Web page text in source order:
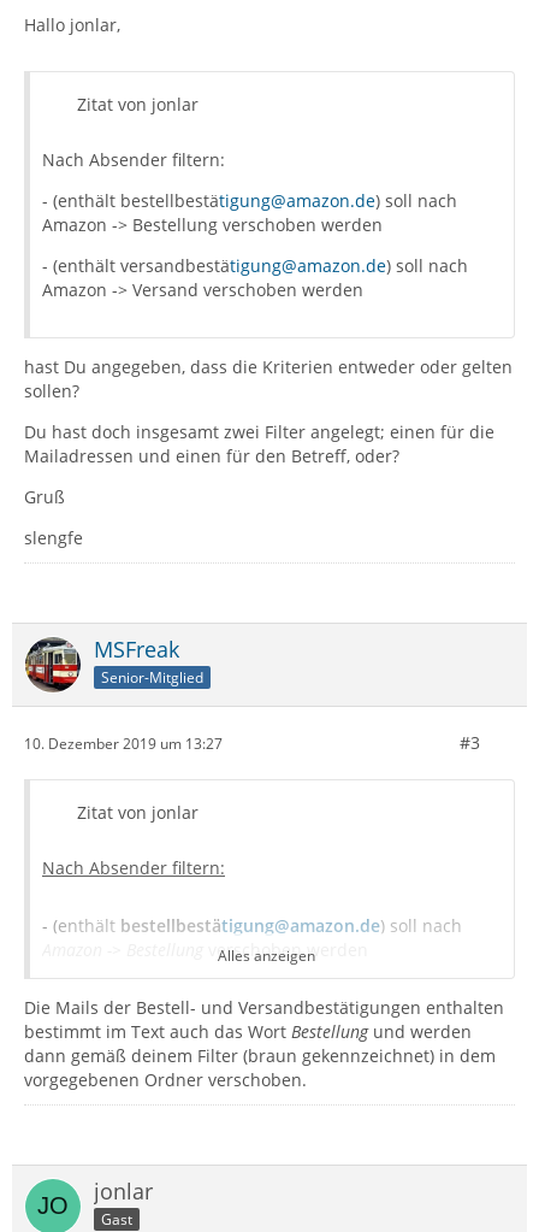
Hallo jonlar,
Zitat von jonlar
Nach Absender filtern:
- (enthält bestellbestätigung@amazon.de) soll nach
Amazon -> Bestellung verschoben werden
- (enthält versandbestätigung@amazon.de) soll nach
Amazon -> Versand verschoben werden
hast Du angegeben, dass die Kriterien entweder oder gelten
sollen?
Du hast doch insgesamt zwei Filter angelegt; einen für die
Mailadressen und einen für den Betreff, oder?
Gruß
slengfe
MSFreak
Senior-Mitglied
10. Dezember 2019 um 13:27 #3
Zitat von jonlar
Nach Absender filtern:
- (enthält bestellbestätigung@amazon.de) soll nach
verschoben werden
- (enthältversandbestä tigung@amazon.de) soll nach
Amazon -> Versandverschoben werden
Nach Betreff oder Inhalt filtern:
verschoben werden
Alles anzeigen
Die Mails der Bestell- und Versandbestätigungen enthalten
bestimmt im Text auch das Wort Bestellung und werden
dann gemäß deinem Filter (braun gekennzeichnet) in dem
vorgegebenen Ordner verschoben.
jonlar
Gast